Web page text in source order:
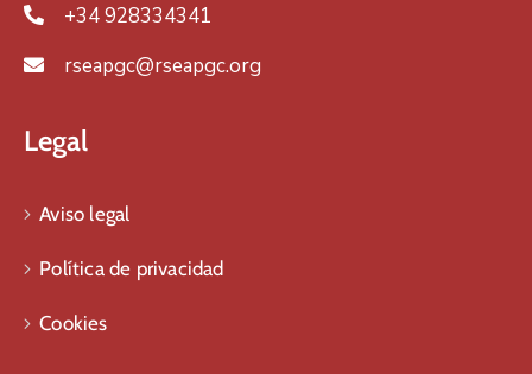
+34 928334341
rseapgc@rseapgc.org
Legal
Aviso legal
Política de privacidad
Cookies